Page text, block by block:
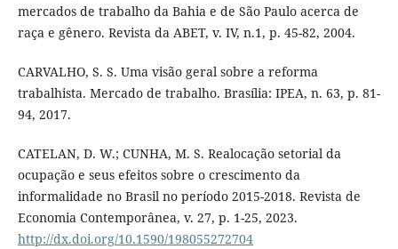
mercados de trabalho da Bahia e de São Paulo acerca de
raça e gênero. Revista da ABET, v. IV, n.1, p. 45-82, 2004.
CARVALHO, S. S. Uma visão geral sobre a reforma
trabalhista. Mercado de trabalho. Brasília: IPEA, n. 63, p. 81-
94, 2017.
CATELAN, D. W.; CUNHA, M. S. Realocação setorial da
ocupação e seus efeitos sobre o crescimento da
informalidade no Brasil no período 2015-2018. Revista de
Economia Contemporânea, v. 27, p. 1-25, 2023.
http://dx.doi.org/10.1590/198055272704